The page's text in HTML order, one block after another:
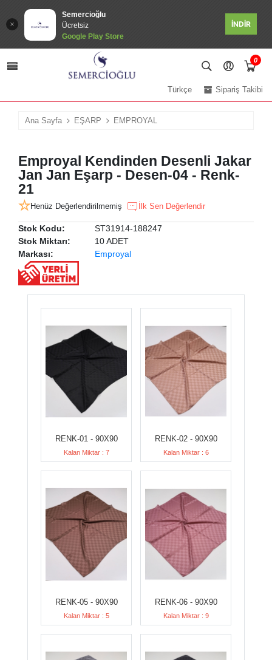
Semercioğlu
Ücretsiz
Google Play Store
İNDİR
0
Sipariş Takibi
Türkçe
Ana Sayfa EŞARP EMPROYAL
Emproyal Kendinden Desenli Jakar
Jan Jan Eşarp - Desen-04 - Renk-
21
Henüz Değerlendirilmemiş İlk Sen Değerlendir
Stok Kodu:
ST31914-188247
Stok Miktarı:
10 ADET
Markası:
Emproyal
RENK-01 - 90X90
Kalan Miktar : 7
RENK-02 - 90X90
Kalan Miktar : 6
RENK-05 - 90X90
Kalan Miktar : 5
RENK-06 - 90X90
Kalan Miktar : 9